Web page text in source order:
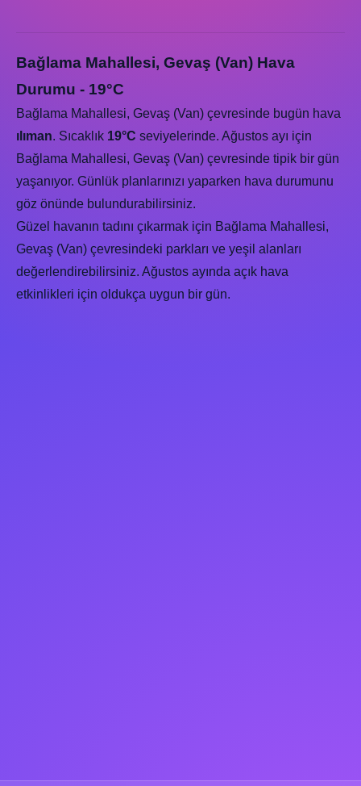
Bağlama Mahallesi, Gevaş (Van) Hava
Durumu - 19°C
Bağlama Mahallesi, Gevaş (Van) çevresinde bugün hava
ılıman. Sıcaklık 19°C seviyelerinde. Ağustos ayı için
Bağlama Mahallesi, Gevaş (Van) çevresinde tipik bir gün
yaşanıyor. Günlük planlarınızı yaparken hava durumunu
göz önünde bulundurabilirsiniz.
Güzel havanın tadını çıkarmak için Bağlama Mahallesi,
Gevaş (Van) çevresindeki parkları ve yeşil alanları
değerlendirebilirsiniz. Ağustos ayında açık hava
etkinlikleri için oldukça uygun bir gün.